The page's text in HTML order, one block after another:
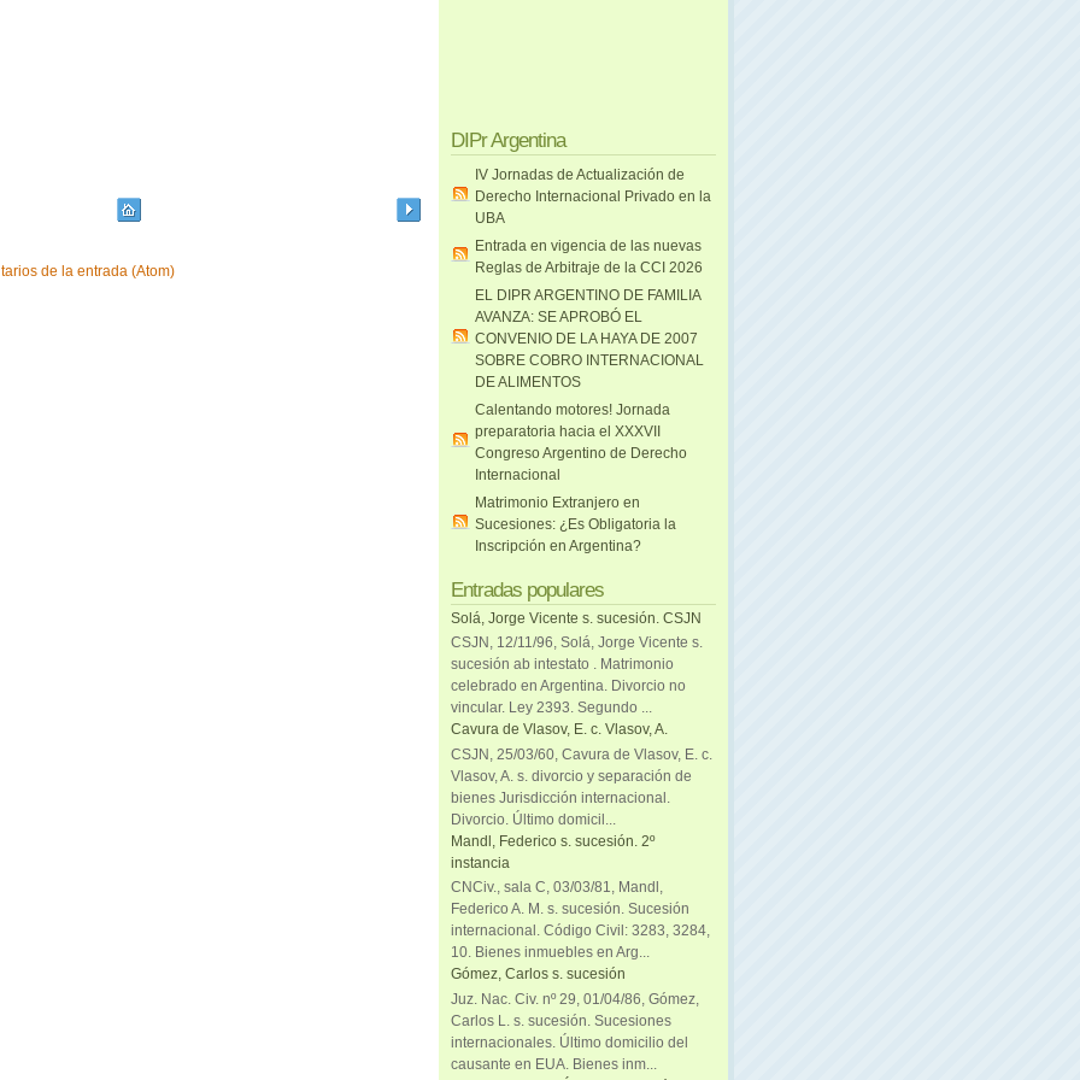
de la entrada (Atom)
DIPr Argentina
IV Jornadas de Actualización de
Derecho Internacional Privado en la
UBA
Entrada en vigencia de las nuevas
Reglas de Arbitraje de la CCI 2026
EL DIPR ARGENTINO DE FAMILIA
AVANZA: SE APROBÓ EL
CONVENIO DE LA HAYA DE 2007
SOBRE COBRO INTERNACIONAL
DE ALIMENTOS
Calentando motores! Jornada
preparatoria hacia el XXXVII
Congreso Argentino de Derecho
Internacional
Matrimonio Extranjero en
Sucesiones: ¿Es Obligatoria la
Inscripción en Argentina?
Entradas populares
Solá, Jorge Vicente s. sucesión. CSJN
CSJN, 12/11/96, Solá, Jorge Vicente s.
sucesión ab intestato . Matrimonio
celebrado en Argentina. Divorcio no
vincular. Ley 2393. Segundo ...
Cavura de Vlasov, E. c. Vlasov, A.
CSJN, 25/03/60, Cavura de Vlasov, E. c.
Vlasov, A. s. divorcio y separación de
bienes Jurisdicción internacional.
Divorcio. Último domicil...
Mandl, Federico s. sucesión. 2º
instancia
CNCiv., sala C, 03/03/81, Mandl,
Federico A. M. s. sucesión. Sucesión
internacional. Código Civil: 3283, 3284,
10. Bienes inmuebles en Arg...
Gómez, Carlos s. sucesión
Juz. Nac. Civ. nº 29, 01/04/86, Gómez,
Carlos L. s. sucesión. Sucesiones
internacionales. Último domicilio del
causante en EUA. Bienes inm...